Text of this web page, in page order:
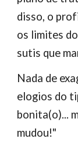
disso, o
os limites
sutis que
Nada de
elogios do
bonita(o)...
mudou!"